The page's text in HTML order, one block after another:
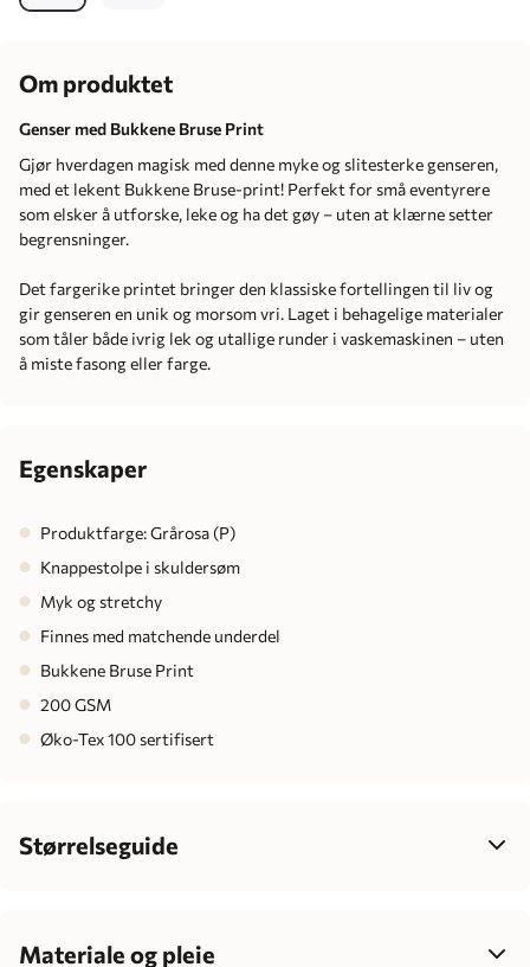
Om produktet
Genser med Bukkene Bruse Print
Gjør hverdagen magisk med denne myke og slitesterke genseren,
med et lekent Bukkene Bruse-print! Perfekt for små eventyrere
som elsker å utforske, leke og ha det gøy – uten at klærne setter
begrensninger.
Det fargerike printet bringer den klassiske fortellingen til liv og
gir genseren en unik og morsom vri. Laget i behagelige materialer
som tåler både ivrig lek og utallige runder i vaskemaskinen – uten
å miste fasong eller farge.
Egenskaper
Produktfarge: Grårosa (P)
Knappestolpe i skuldersøm
Myk og stretchy
Finnes med matchende underdel
Bukkene Bruse Print
200 GSM
Øko-Tex 100 sertifisert
Størrelseguide
barnets individuelle vekst.
Materiale og pleie